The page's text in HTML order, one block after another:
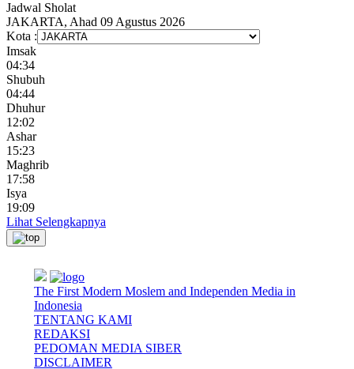
Jadwal Sholat
JAKARTA, Ahad 09 Agustus 2026
Kota :
Imsak
04:34
Shubuh
04:44
Dhuhur
12:02
Ashar
15:23
Maghrib
17:58
Isya
19:09
Lihat Selengkapnya
The First Modern Moslem and Independen Media in
Indonesia
TENTANG KAMI
REDAKSI
PEDOMAN MEDIA SIBER
DISCLAIMER